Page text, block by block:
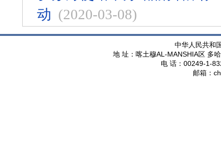
动 (2020-03-08)
中华人民共和
地 址：喀土穆AL-MANSHIA区 多
电 话： 00249-1-
邮箱：